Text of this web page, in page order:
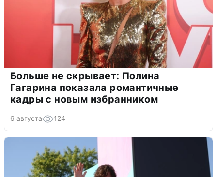
Больше не скрывает: Полина
Гагарина показала романтичные
кадры с новым избранником
6 августа 124